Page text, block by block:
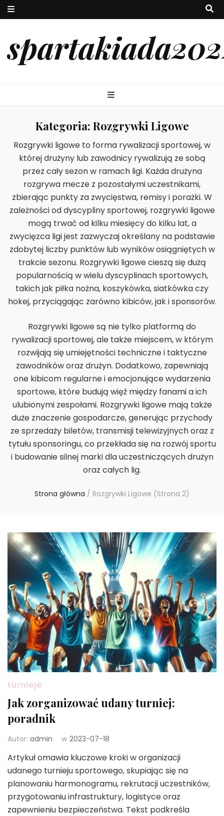
Kategoria: Rozgrywki Ligowe
Rozgrywki ligowe to forma rywalizacji sportowej, w
której drużyny lub zawodnicy rywalizują ze sobą
przez cały sezon w ramach ligi. Każda drużyna
rozgrywa mecze z pozostałymi uczestnikami,
zbierając punkty za zwycięstwa, remisy i porażki. W
zależności od dyscypliny sportowej, rozgrywki ligowe
mogą trwać od kilku miesięcy do kilku lat, a
zwycięzca ligi jest zazwyczaj określany na podstawie
zdobytej liczby punktów lub wyników osiągniętych w
trakcie sezonu. Rozgrywki ligowe cieszą się dużą
popularnością w wielu dyscyplinach sportowych,
takich jak piłka nożna, koszykówka, siatkówka czy
hokej, przyciągając zarówno kibiców, jak i sponsorów.
Rozgrywki ligowe są nie tylko platformą do
rywalizacji sportowej, ale także miejscem, w którym
rozwijają się umiejętności techniczne i taktyczne
zawodników oraz drużyn. Dodatkowo, zapewniają
one kibicom regularne i emocjonujące wydarzenia
sportowe, które budują więź między fanami a ich
ulubionymi zespołami. Rozgrywki ligowe mają także
duże znaczenie gospodarcze, generując przychody
ze sprzedaży biletów, transmisji telewizyjnych oraz z
tytułu sponsoringu, co przekłada się na rozwój sportu
i budowanie silnej marki dla uczestniczących drużyn
oraz całych lig.
Strona główna / Rozgrywki Ligowe (Strona 2)
turnieje
Jak zorganizować udany turniej:
poradnik
Autor: admin w 2023-07-18
Artykuł omawia kluczowe kroki w organizacji
udanego turnieju sportowego, skupiając się na
planowaniu harmonogramu, rekrutacji uczestników,
przygotowaniu infrastruktury, logistyce oraz
zapewnieniu bezpieczeństwa. Tekst podkreśla